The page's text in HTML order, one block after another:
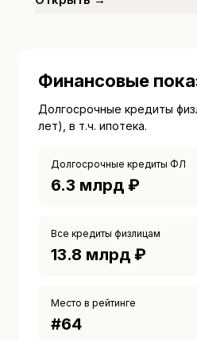
Финансовые
Долгосрочные кредиты
лет), в т.ч. ипотека.
Долгосрочные кредиты ФЛ
6.3 млрд ₽
Все кредиты физлицам
13.8 млрд ₽
Место в рейтинге
#64